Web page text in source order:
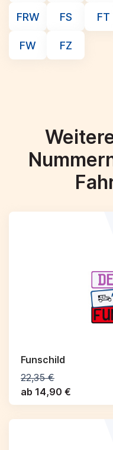
FRW FS FT
FW FZ
Funschild
22,35 €
ab 14,90 €